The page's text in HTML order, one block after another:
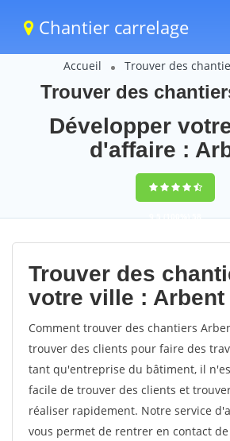
Chantier carrelage
Accueil Trouver des
Trouver des
Développer
d'affaire :
9,5(100%)58
votes
Trouver des
votre ville : Arbent
Comment trouver des chantiers
trouver des clients pour faire des
tant qu'entreprise du bâtiment, il
facile de trouver des clients et
réaliser rapidement. Notre service
vous permet de rentrer en contact